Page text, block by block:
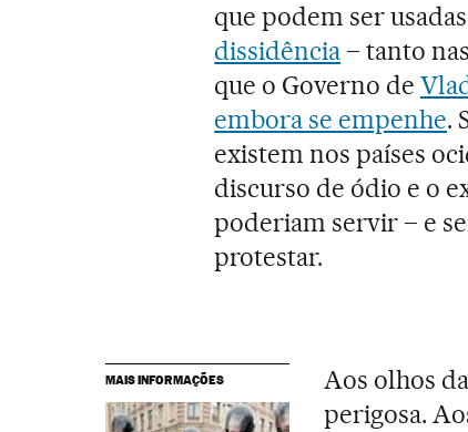
que podem ser
dissidência – tanto
que o Governo de
embora se empenhe.
existem nos países
discurso de ódio e o
poderiam servir – e
protestar.
MAIS INFORMAÇÕES
Aos olhos
perigosa.